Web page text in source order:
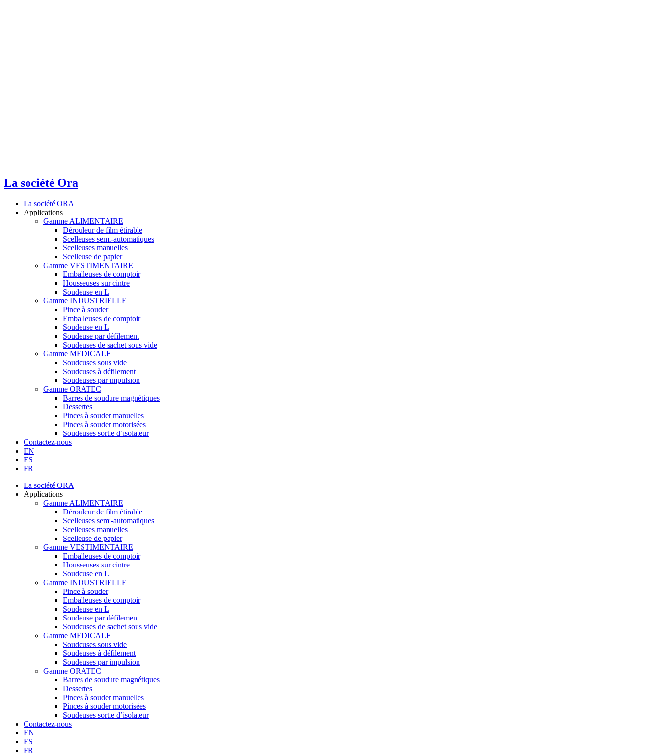
La société Ora
La société ORA
Applications
Gamme ALIMENTAIRE
Dérouleur de film étirable
Scelleuses semi-automatiques
Scelleuses manuelles
Scelleuse de papier
Gamme VESTIMENTAIRE
Emballeuses de comptoir
Housseuses sur cintre
Soudeuse en L
Gamme INDUSTRIELLE
Pince à souder
Emballeuses de comptoir
Soudeuse en L
Soudeuse par défilement
Soudeuses de sachet sous vide
Gamme MEDICALE
Soudeuses sous vide
Soudeuses à défilement
Soudeuses par impulsion
Gamme ORATEC
Barres de soudure magnétiques
Dessertes
Pinces à souder manuelles
Pinces à souder motorisées
Soudeuses sortie d’isolateur
Contactez-nous
EN
ES
FR
La société ORA
Applications
Gamme ALIMENTAIRE
Dérouleur de film étirable
Scelleuses semi-automatiques
Scelleuses manuelles
Scelleuse de papier
Gamme VESTIMENTAIRE
Emballeuses de comptoir
Housseuses sur cintre
Soudeuse en L
Gamme INDUSTRIELLE
Pince à souder
Emballeuses de comptoir
Soudeuse en L
Soudeuse par défilement
Soudeuses de sachet sous vide
Gamme MEDICALE
Soudeuses sous vide
Soudeuses à défilement
Soudeuses par impulsion
Gamme ORATEC
Barres de soudure magnétiques
Dessertes
Pinces à souder manuelles
Pinces à souder motorisées
Soudeuses sortie d’isolateur
Contactez-nous
EN
ES
FR